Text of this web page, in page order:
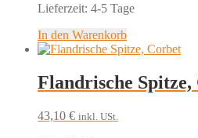
Lieferzeit: 4-5 Tage
In den Warenkorb
Flandrische Spitze,
43,10 € inkl. USt.